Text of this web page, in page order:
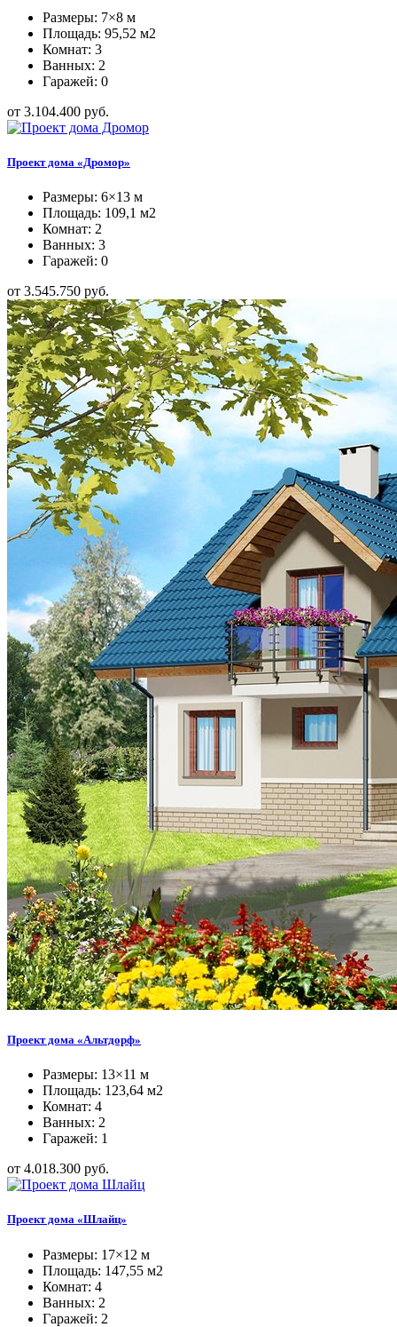
Размеры: 7×8 м
Площадь: 95,52 м2
Комнат: 3
Ванных: 2
Гаражей: 0
от 3.104.400 руб.
Проект дома «Дромор»
Размеры: 6×13 м
Площадь: 109,1 м2
Комнат: 2
Ванных: 3
Гаражей: 0
от 3.545.750 руб.
Проект дома «Альтдорф»
Размеры: 13×11 м
Площадь: 123,64 м2
Комнат: 4
Ванных: 2
Гаражей: 1
от 4.018.300 руб.
Проект дома «Шлайц»
Размеры: 17×12 м
Площадь: 147,55 м2
Комнат: 4
Ванных: 2
Гаражей: 2